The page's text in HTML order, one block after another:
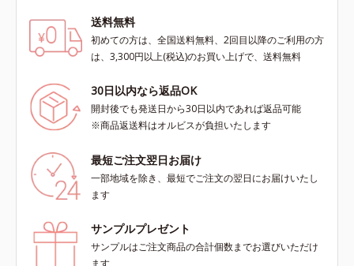
送料無料
初めての方は、全国送料無料、2回目以降のご利用の方
は、3,300円以上(税込)のお買い上げで、送料無料
30日以内なら返品OK
開封後でも発送日から30日以内であれば返品可能
※商品返送料はオルビスが負担いたします
最短ご注文翌日お届け
一部地域を除き、最短でご注文の翌日にお届けいたし
ます
サンプルプレゼント
サンプルはご注文商品の合計個数までお選びいただけ
ます